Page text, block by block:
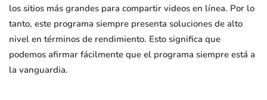
los sitios más grandes para compartir videos en línea. Por lo
tanto, este programa siempre presenta soluciones de alto
nivel en términos de rendimiento. Esto significa que
podemos afirmar fácilmente que el programa siempre está a
la vanguardia.